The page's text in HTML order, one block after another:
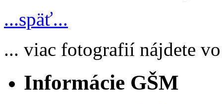
...späť...
... viac fotografií nájdete
Informácie GŠM